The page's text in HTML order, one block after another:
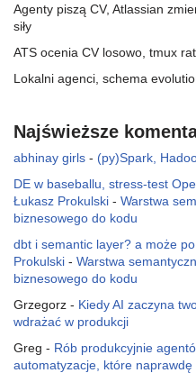
Agenty piszą CV, Atlassian
siły
ATS ocenia CV losowo, tmux
Lokalni agenci, schema
Najświeższe
abhinay girls - (py)Spark,
DE w baseballu, stress-test
Łukasz Prokulski - Warstwa
biznesowego do kodu
dbt i semantic layer? a może
Prokulski - Warstwa
biznesowego do kodu
Grzegorz - Kiedy AI zaczyna
wdrażać w produkcji
Greg - Rób produkcyjnie
automatyzacje, które naprawdę